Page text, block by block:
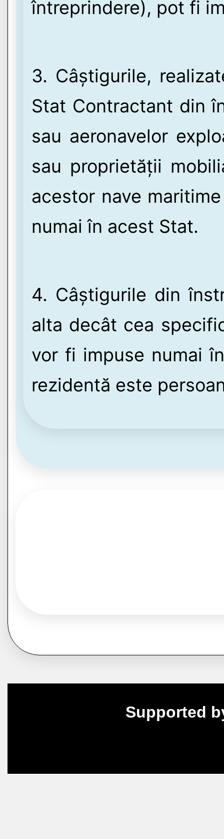
întreprindere), pot fi
3. Câștigurile,
Stat Contractant din
sau aeronavelor
sau proprietății
acestor nave
numai în acest Stat.
4. Câștigurile din
alta decât cea
vor fi impuse numai
rezidentă este
Supported